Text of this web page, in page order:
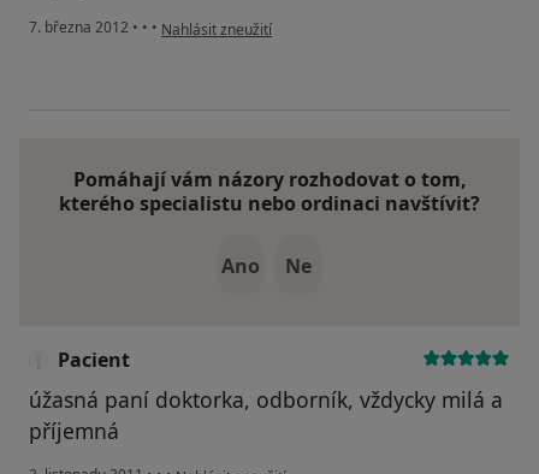
7. března 2012 • • • podle názoru uživatele Váš účet byl odstraněn
Nahlásit zneužití
Pomáhají vám názory rozhodovat o tom,
kterého specialistu nebo ordinaci navštívit?
Ano Ne
Pacient
úžasná paní doktorka, odborník, vždycky milá a
příjemná